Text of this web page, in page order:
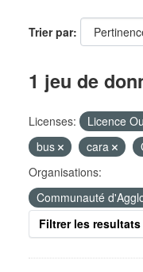
Trier par
1 jeu de
Licenses: Licence
bus
cara
Organisations:
Communauté
Filtrer les resultats